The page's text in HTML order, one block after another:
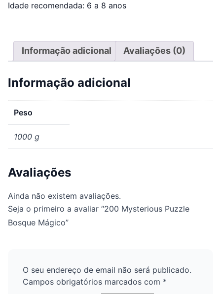
Idade recomendada: 6 a 8 anos
Informação adicional Avaliações (0)
Informação adicional
Peso
1000 g
Avaliações
Ainda não existem avaliações.
Seja o primeiro a avaliar “200 Mysterious Puzzle
Bosque Mágico”
O seu endereço de email não será publicado.
Campos obrigatórios marcados com *